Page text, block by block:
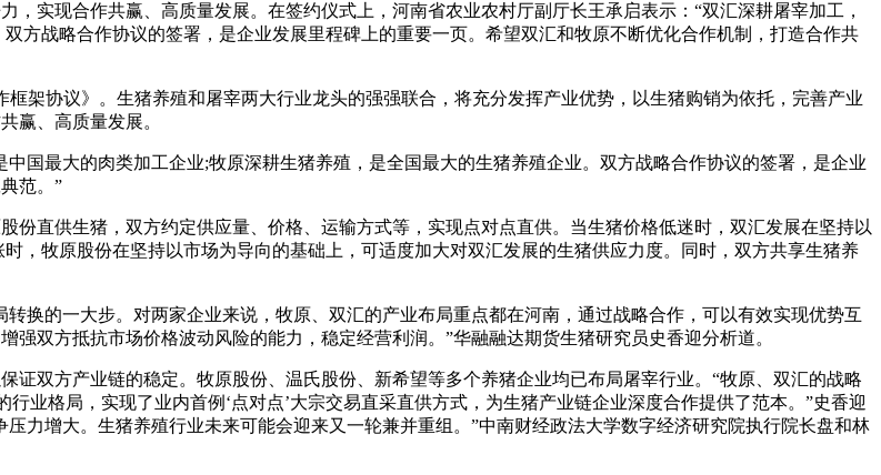
实现合作共赢、高质量发展。在签约仪式上，河南省农业农村厅副厅长王承启表示：“双汇深耕屠宰加工，
方战略合作协议的签署，是企业发展里程碑上的重要一页。希望双汇和牧原不断优化合作机制，打造合作共
架协议》。生猪养殖和屠宰两大行业龙头的强强联合，将充分发挥产业优势，以生猪购销为依托，完善产业
赢、高质量发展。
国最大的肉类加工企业;牧原深耕生猪养殖，是全国最大的生猪养殖企业。双方战略合作协议的签署，是企业
范。”
份直供生猪，双方约定供应量、价格、运输方式等，实现点对点直供。当生猪价格低迷时，双汇发展在坚持以
，牧原股份在坚持以市场为导向的基础上，可适度加大对双汇发展的生猪供应力度。同时，双方共享生猪养
换的一大步。对两家企业来说，牧原、双汇的产业布局重点都在河南，通过战略合作，可以有效实现优势互
双方抵抗市场价格波动风险的能力，稳定经营利润。”华融融达期货生猪研究员史香迎分析道。
双方产业链的稳定。牧原股份、温氏股份、新希望等多个养猪企业均已布局屠宰行业。“牧原、双汇的战略
业格局，实现了业内首例‘点对点’大宗交易直采直供方式，为生猪产业链企业深度合作提供了范本。”史香迎
力增大。生猪养殖行业未来可能会迎来又一轮兼并重组。”中南财经政法大学数字经济研究院执行院长盘和林